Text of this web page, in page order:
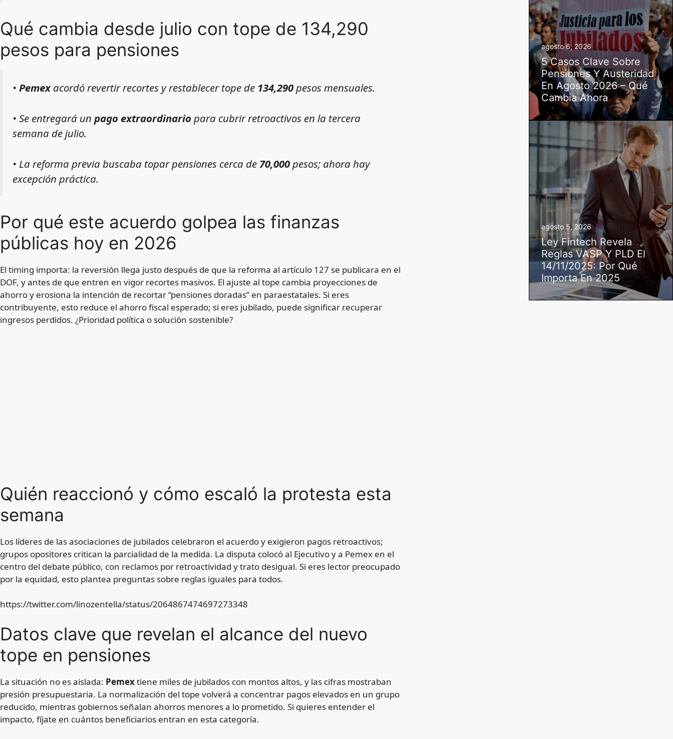
Qué cambia desde julio con tope de 134,290
pesos para pensiones
• Pemexacordó revertir recortes y restablecer tope de 134,290pesos mensuales.
• Se entregará un pago extraordinario para cubrir retroactivos en la tercera
semana de julio.
• La reforma previa buscaba topar pensiones cerca de 70,000 pesos; ahora hay
excepción práctica.
Por qué este acuerdo golpea las finanzas
públicas hoy en 2026
El timing importa: la reversión llega justo después de que la reforma al artículo 127 se publicara en el
DOF, y antes de que entren en vigor recortes masivos. El ajuste al tope cambia proyecciones de
ahorro y erosiona la intención de recortar “pensiones doradas” en paraestatales. Si eres
contribuyente, esto reduce el ahorro fiscal esperado; si eres jubilado, puede significar recuperar
ingresos perdidos. ¿Prioridad política o solución sostenible?
Quién reaccionó y cómo escaló la protesta esta
semana
Los líderes de las asociaciones de jubilados celebraron el acuerdo y exigieron pagos retroactivos;
grupos opositores critican la parcialidad de la medida. La disputa colocó al Ejecutivo y a Pemex en el
centro del debate público, con reclamos por retroactividad y trato desigual. Si eres lector preocupado
por la equidad, esto plantea preguntas sobre reglas iguales para todos.
https://twitter.com/linozentella/status/2064867474697273348
Datos clave que revelan el alcance del nuevo
tope en pensiones
La situación no es aislada: Pemextiene miles de jubilados con montos altos, y las cifras mostraban
presión presupuestaria. La normalización del tope volverá a concentrar pagos elevados en un grupo
reducido, mientras gobiernos señalan ahorros menores a lo prometido. Si quieres entender el
impacto, fíjate en cuántos beneficiarios entran en esta categoría.
agosto 6, 2026
5 Casos Clave Sobre
Pensiones Y Austeridad
En Agosto 2026 – Qué
Cambia Ahora
agosto 5, 2026
Ley Fintech Revela
Reglas VASP Y PLD El
14/11/2025: Por Qué
Importa En 2025